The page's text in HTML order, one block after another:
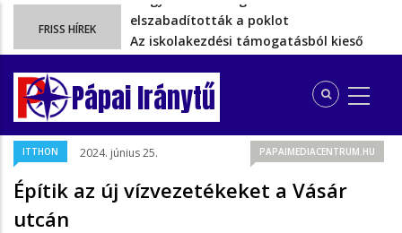
FRISS HÍREK
Az iskolakezdési támogatásból kieső
több gyermekes pápai családoknak…
Ezért szüntették meg valójában a
szén‑dioxid‑kvóta‑adót
Energiakrízis: Magyar Péter szerint még
hetekig nem lehet…
A spanyol enklávét elárasztják a
tengeren érkező migránsok
Magyar Péter megszólalásai
elszabadították a poklot
Pápai Iránytű
ITTHON 2024. június 25. PAPAIMEDIACENTRUM.HU
Építik az új vízvezetékeket a Vásár
utcán